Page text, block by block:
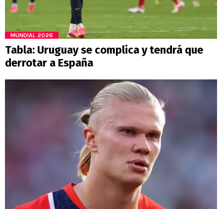
MUNDIAL 2026
Tabla: Uruguay se complica y tendrá que
derrotar a España